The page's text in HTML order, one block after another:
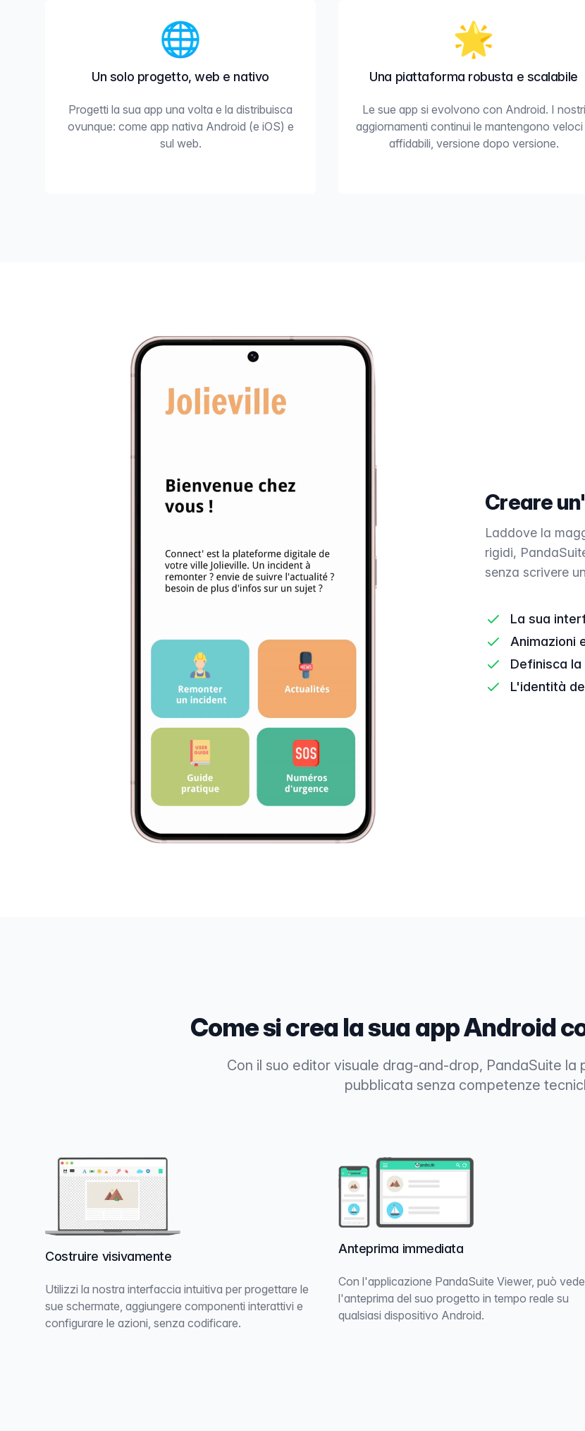
🌐
Un solo progetto, web e nativo
Progetti la sua app una volta e la distribuisca
ovunque: come app nativa Android (e iOS) e
sul web.
🌟
Una piattaforma robusta e scalabile
Le sue app si evolvono con Android. I nostri
aggiornamenti continui le mantengono veloci
affidabili, versione dopo versione.
Creare
Laddove la
rigidi,
senza scrivere
La sua
Animazioni
Definisca la
L'identità
Come si crea la sua app Android
Con il suo editor visuale drag-and-drop, PandaSuite
pubblicata senza competenze
Costruire visivamente
Utilizzi la nostra interfaccia intuitiva per progettare le
sue schermate, aggiungere componenti interattivi e
configurare le azioni, senza codificare.
Anteprima immediata
Con l'applicazione PandaSuite Viewer, può
l'anteprima del suo progetto in tempo reale su
qualsiasi dispositivo Android.